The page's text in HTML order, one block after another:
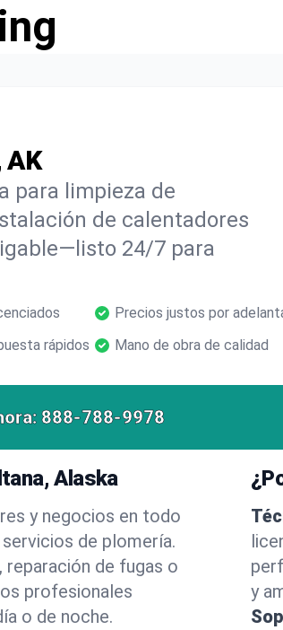
AK
para limpieza de
de calentadores
24/7 para
Precios justos por
rápidos Mano de obra de calidad
888-788-9978
Alaska
y negocios en todo
de plomería.
reparación de fugas o
profesionales
o de noche.
y